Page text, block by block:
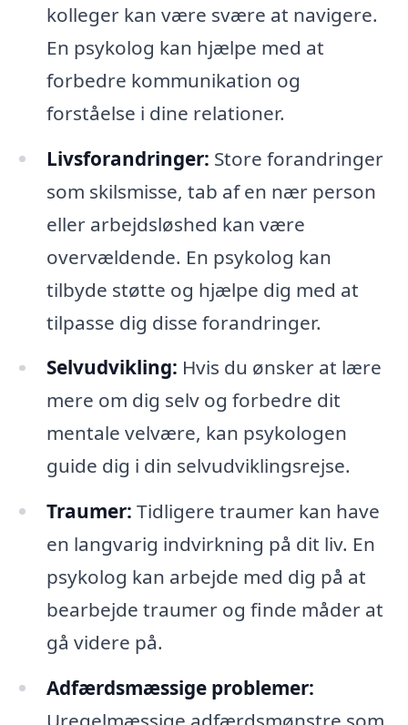
kolleger kan være svære at navigere.
En psykolog kan hjælpe med at
forbedre kommunikation og
forståelse i dine relationer.
Livsforandringer: Store forandringer
som skilsmisse, tab af en nær person
eller arbejdsløshed kan være
overvældende. En psykolog kan
tilbyde støtte og hjælpe dig med at
tilpasse dig disse forandringer.
Selvudvikling: Hvis du ønsker at lære
mere om dig selv og forbedre dit
mentale velvære, kan psykologen
guide dig i din selvudviklingsrejse.
Traumer: Tidligere traumer kan have
en langvarig indvirkning på dit liv. En
psykolog kan arbejde med dig på at
bearbejde traumer og finde måder at
gå videre på.
Adfærdsmæssige problemer: